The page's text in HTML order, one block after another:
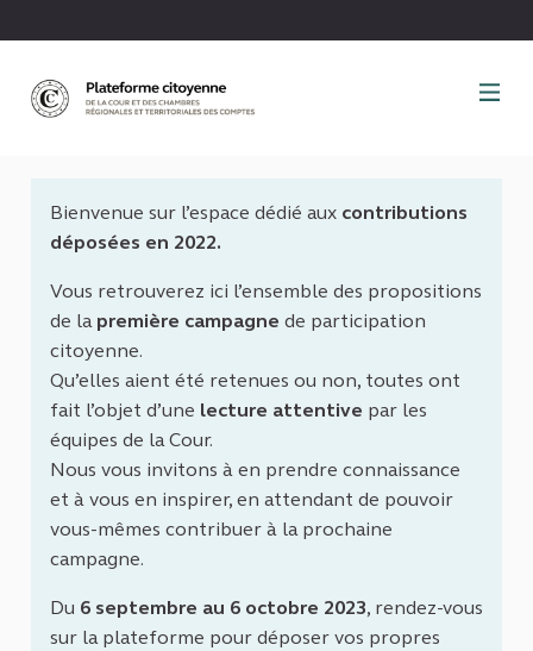
Bienvenue sur l’espace dédié aux contributions
déposées en 2022.
Vous retrouverez ici l’ensemble des propositions
de la première campagne de participation
citoyenne.
Qu’elles aient été retenues ou non, toutes ont
fait l’objet d’une lecture attentive par les
équipes de la Cour.
Nous vous invitons à en prendre connaissance
et à vous en inspirer, en attendant de pouvoir
vous-mêmes contribuer à la prochaine
campagne.
Du 6 septembre au 6 octobre 2023, rendez-vous
sur la plateforme pour déposer vos propres